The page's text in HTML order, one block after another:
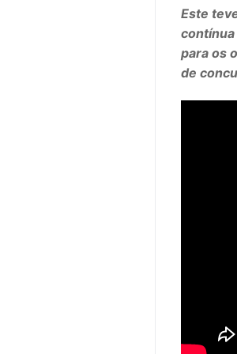
sindicalização
Legislação
ENSINO
Este
para os
de